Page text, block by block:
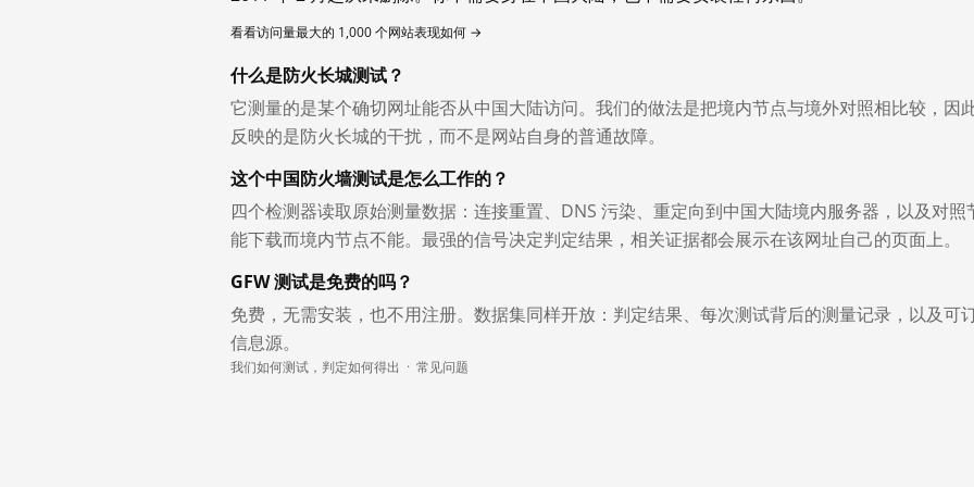
看看访问量最大的 1,000 个网站表现如何 →
什么是防火长城测试？
它测量的是某个确切网址能否从中国大陆访问。我们的做法是把境内节点与境外对照相比较，因
反映的是防火长城的干扰，而不是网站自身的普通故障。
这个中国防火墙测试是怎么工作的？
四个检测器读取原始测量数据：连接重置、DNS 污染、重定向到中国大陆境内服务器，以及对照
能下载而境内节点不能。最强的信号决定判定结果，相关证据都会展示在该网址自己的页面上。
GFW 测试是免费的吗？
免费，无需安装，也不用注册。数据集同样开放：判定结果、每次测试背后的测量记录，以及可
信息源。
我们如何测试，判定如何得出 · 常见问题